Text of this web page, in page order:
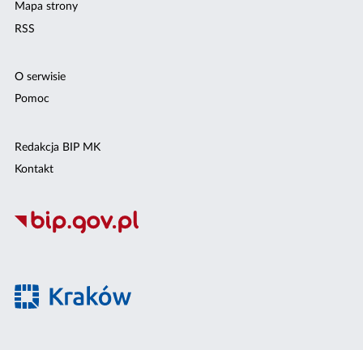
Mapa strony
RSS
O serwisie
Pomoc
Redakcja BIP MK
Kontakt